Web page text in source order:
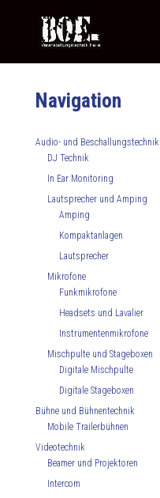
Navigation
Audio- und Beschallungstechnik
DJ Technik
In Ear Monitoring
Lautsprecher und Amping
Amping
Kompaktanlagen
Lautsprecher
Mikrofone
Funkmikrofone
Headsets und Lavalier
Instrumentenmikrofone
Mischpulte und Stageboxen
Digitale Mischpulte
Digitale Stageboxen
Bühne und Bühnentechnik
Mobile Trailerbühnen
Videotechnik
Beamer und Projektoren
Intercom